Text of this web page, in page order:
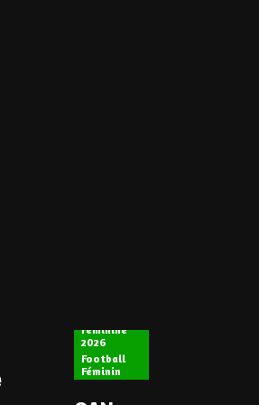
Féminine
2026
Football
Féminin